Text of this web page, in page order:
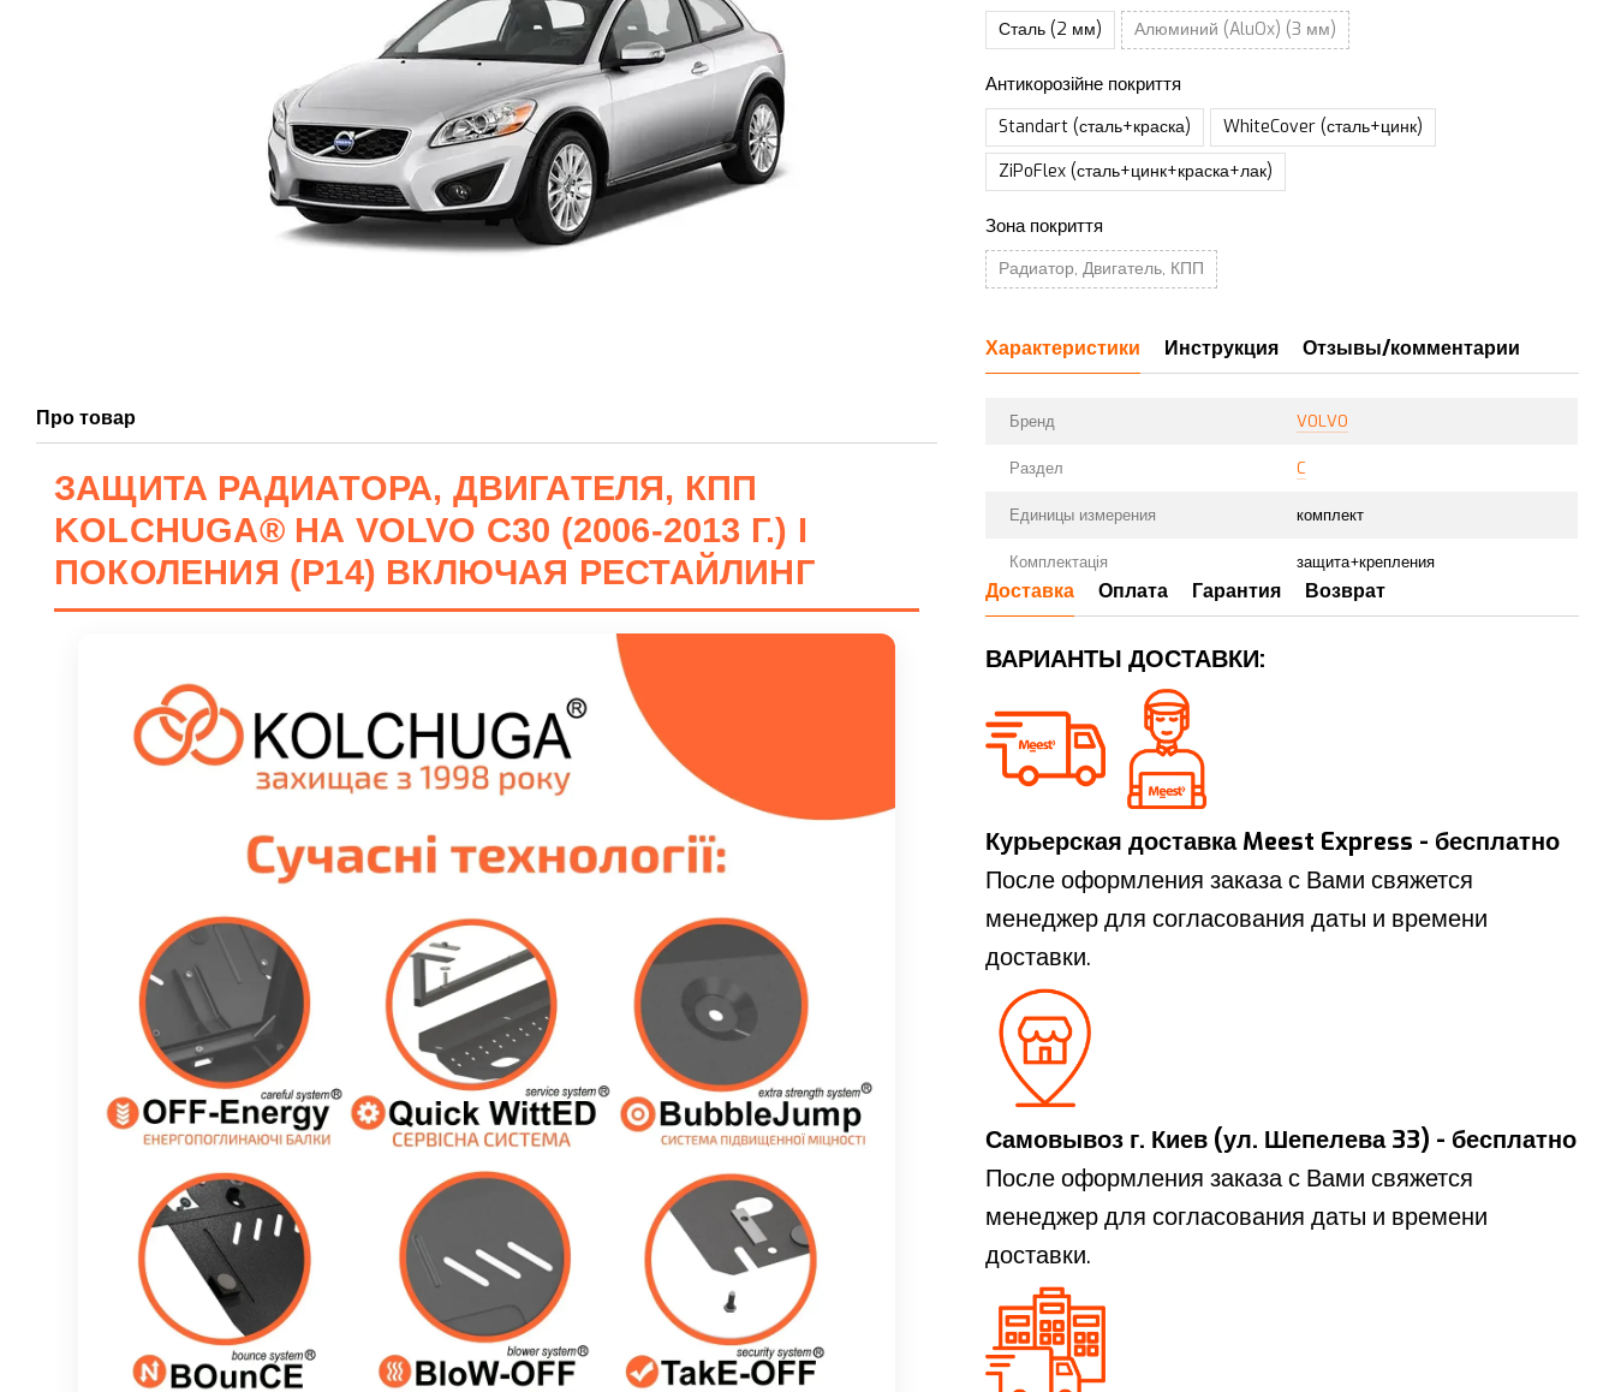
Про товар
ЗАЩИТА РАДИАТОРА, ДВИГАТЕЛЯ, КПП
KOLCHUGA® НА VOLVO С30 (2006-2013 Г.) I
ПОКОЛЕНИЯ (Р14) ВКЛЮЧАЯ РЕСТАЙЛИНГ
Сталь (2 мм) Алюминий (AluOx) (3 мм)
Антикорозійне покриття
Standart (сталь+краска)
WhiteCover (сталь+цинк)
ZiPoFlex (сталь+цинк+краска+лак)
Зона покриття
Радиатор, Двигатель, КПП
Характеристики Инструкция Отзывы/комментарии
Бренд VOLVO
Раздел C
Единицы измерения комплект
Комплектація защита+крепления
Доставка Оплата Гарантия Возврат
ВАРИАНТЫ ДОСТАВКИ:
Курьерская доставка Meest Express - бесплатно
После оформления заказа с Вами свяжется
менеджер для согласования даты и времени
доставки.
Самовывоз г. Киев (ул. Шепелева 33) - бесплатно
После оформления заказа с Вами свяжется
менеджер для согласования даты и времени
доставки.